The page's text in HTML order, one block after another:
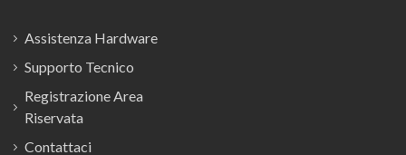
Assistenza Hardware
Supporto Tecnico
Registrazione Area
Riservata
Contattaci